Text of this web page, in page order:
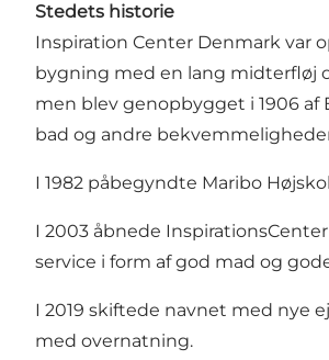
Stedets historie
Inspiration Center Denmark var
bygning med en lang midterfløj
men blev genopbygget i 1906
bad og andre
I 1982 påbegyndte Maribo
I 2003 åbnede
service i form af god mad og
I 2019 skiftede navnet med nye
med overnatning.